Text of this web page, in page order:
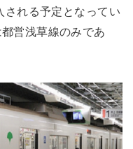
される予定となってい
営浅草線のみであ